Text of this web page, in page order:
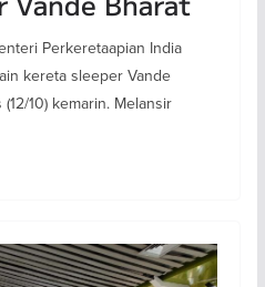
Perkeretaapian India
kereta sleeper Vande
10) kemarin. Melansir